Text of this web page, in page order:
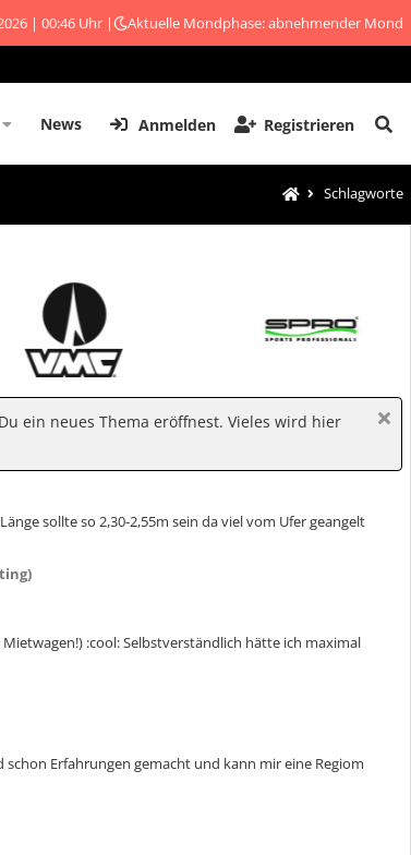
| 00:46 Uhr | Aktuelle Mondphase: abnehmender Mond
News Anmelden Registrieren
Schlagworte
ein neues Thema eröffnest. Vieles wird hier
sollte so 2,30-2,55m sein da viel vom Ufer geangelt
:cool: Selbstverständlich hätte ich maximal
Erfahrungen gemacht und kann mir eine Regiom